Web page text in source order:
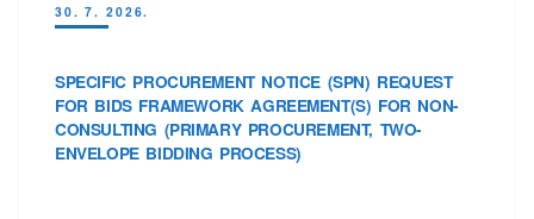
30. 7. 2026.
SPECIFIC PROCUREMENT NOTICE (SPN) REQUEST
FOR BIDS FRAMEWORK AGREEMENT(S) FOR NON-
CONSULTING (PRIMARY PROCUREMENT, TWO-
ENVELOPE BIDDING PROCESS)